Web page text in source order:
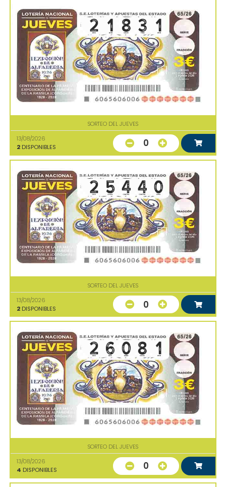
SORTEO DEL JUEVES
13/08/2026
2 DISPONIBLES 0
SORTEO DEL JUEVES
13/08/2026
2 DISPONIBLES 0
SORTEO DEL JUEVES
13/08/2026
4 DISPONIBLES 0